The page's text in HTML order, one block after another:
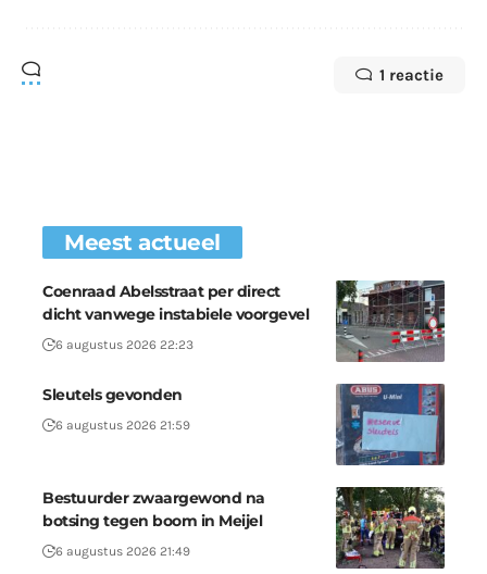
1 reactie
Meest actueel
Coenraad Abelsstraat per direct
dicht vanwege instabiele voorgevel
6 augustus 2026 22:23
Sleutels gevonden
6 augustus 2026 21:59
Bestuurder zwaargewond na
botsing tegen boom in Meijel
6 augustus 2026 21:49